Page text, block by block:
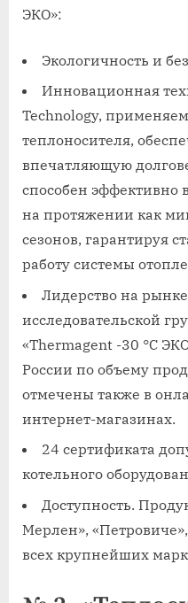
ЭКО»:
Экологичность и
Инновационная
Technology,
теплоносителя,
впечатляющую
способен эффективно
на протяжении как
сезонов, гарантируя
работу системы
Лидерство на
исследовательской
«Thermagent -30 °C
России по объему
отмечены также в
интернет-магазинах.
24 сертификата
котельного
Доступность.
Мерлен»,
всех крупнейших